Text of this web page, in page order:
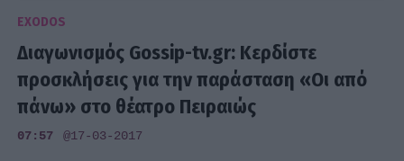
EXODOS
Διαγωνισμός Gossip-tv.gr: Κερδίστε
προσκλήσεις για την παράσταση «Οι από
πάνω» στο θέατρο Πειραιώς
07:57 @17-03-2017